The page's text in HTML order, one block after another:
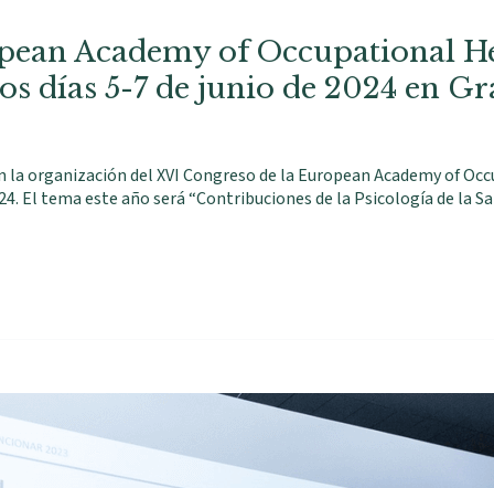
Academy of Occupational
días 5-7 de junio de 2024 en
organización del XVI Congreso de la European Academy of
El tema este año será “Contribuciones de la Psicología de la